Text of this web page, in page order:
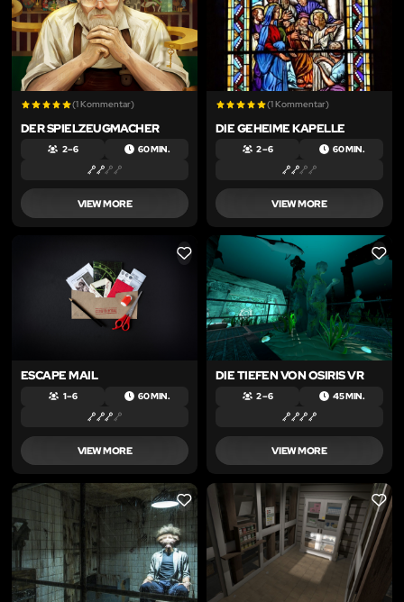
(1 Kommentar)
DER SPIELZEUGMACHER
2 – 6 60 MIN.
VIEW MORE
(1 Kommentar)
DIE GEHEIME KAPELLE
2 – 6 60 MIN.
VIEW MORE
LIKE
ESCAPE MAIL
1 – 6 60 MIN.
VIEW MORE
LIKE
DIE TIEFEN VON OSIRIS VR
2 – 6 45 MIN.
VIEW MORE
LIKE LIKE